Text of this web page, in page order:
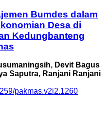
Bumdes dalam
Desa di
Kedungbanteng
Devit Bagus
Saputra, Ranjani Ranjani
pakmas.v2i2.1260